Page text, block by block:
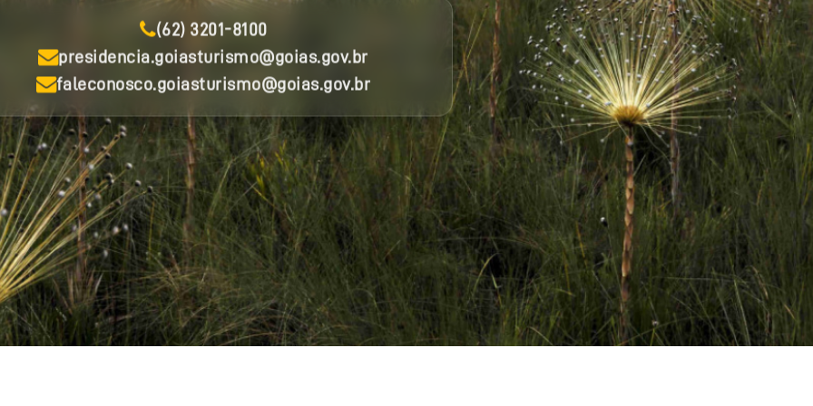
(62) 3201-8100
presidencia.goiasturismo@goias.gov.br
faleconosco.goiasturismo@goias.gov.br